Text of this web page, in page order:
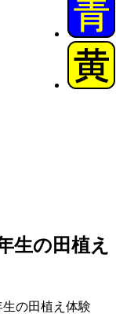
生の田植え
の田植え体験